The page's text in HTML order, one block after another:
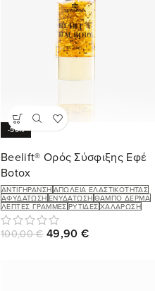
-50%
Beelift® Ορός Σύσφιξης Εφέ
Botox
ΑΝΤΙΓΉΡΑΝΣΗΑΠΏΛΕΙΑ ΕΛΑΣΤΙΚΌΤΗΤΑΣ
ΑΦΥΔΆΤΩΣΗΕΝΥΔΆΤΩΣΗΘΑΜΠΌ ΔΈΡΜΑ
ΛΕΠΤΈΣ ΓΡΑΜΜΈΣΡΥΤΊΔΕΣΧΑΛΆΡΩΣΗ
100,00€ 49,90 €